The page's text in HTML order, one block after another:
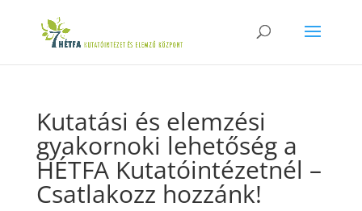
Kutatási és elemzési
gyakornoki lehetőség a
HÉTFA Kutatóintézetnél –
Csatlakozz hozzánk!